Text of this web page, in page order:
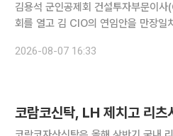
김용석 군인공제회 건설투자부문이사(CIO)가 1년 연임한다
회를 열고 김 CIO의 연임안을 만장일
와 각 군 주요 직위자 등으로 구성된
2026-08-07 16:33
코람코신탁, LH 제치고 리